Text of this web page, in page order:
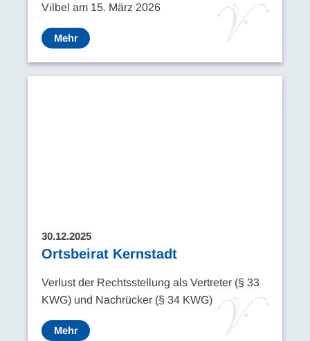
Vilbel am 15. März 2026
Mehr
30.12.2025
Ortsbeirat Kernstadt
Verlust der Rechtsstellung als Vertreter (§ 33
KWG) und Nachrücker (§ 34 KWG)
Mehr